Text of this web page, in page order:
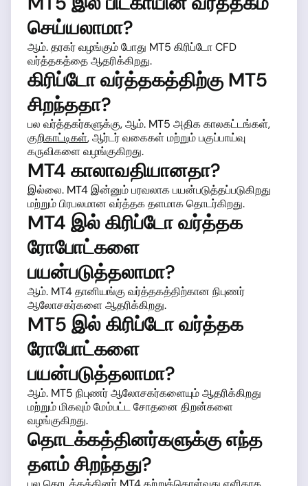
செய்யலாமா?
ஆம். தரகர் வழங்கும் போது MT5 கிரிப்டோ CFD
வர்த்தகத்தை ஆதரிக்கிறது.
கிரிப்டோ வர்த்தகத்திற்கு MT5
சிறந்ததா?
பல வர்த்தகர்களுக்கு, ஆம். MT5 அதிக காலகட்டங்கள்,
குறிகாட்டிகள், ஆர்டர் வகைகள் மற்றும் பகுப்பாய்வு
கருவிகளை வழங்குகிறது.
MT4 காலாவதியானதா?
இல்லை. MT4 இன்னும் பரவலாக பயன்படுத்தப்படுகிறது
மற்றும் பிரபலமான வர்த்தக தளமாக தொடர்கிறது.
MT4 இல் கிரிப்டோ வர்த்தக
ரோபோட்களை
பயன்படுத்தலாமா?
ஆம். MT4 தானியங்கு வர்த்தகத்திற்கான நிபுணர்
ஆலோசகர்களை ஆதரிக்கிறது.
MT5 இல் கிரிப்டோ வர்த்தக
ரோபோட்களை
பயன்படுத்தலாமா?
ஆம். MT5 நிபுணர் ஆலோசகர்களையும் ஆதரிக்கிறது
மற்றும் மிகவும் மேம்பட்ட சோதனை திறன்களை
வழங்குகிறது.
தொடக்கத்தினர்களுக்கு எந்த
தளம் சிறந்தது?